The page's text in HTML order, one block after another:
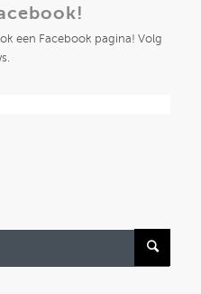
een Facebook pagina! Volg